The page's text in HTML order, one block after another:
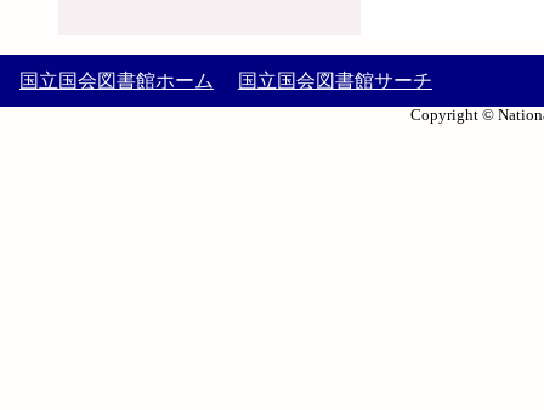
国立国会図書館ホーム 国立国会図書館サーチ
Copyright ©